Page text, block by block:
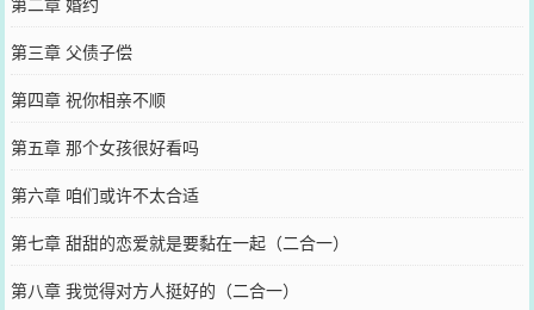
第三章 父债子偿
第四章 祝你相亲不顺
第五章 那个女孩很好看吗
第六章 咱们或许不太合适
第七章 甜甜的恋爱就是要黏在一起（二合一）
第八章 我觉得对方人挺好的（二合一）